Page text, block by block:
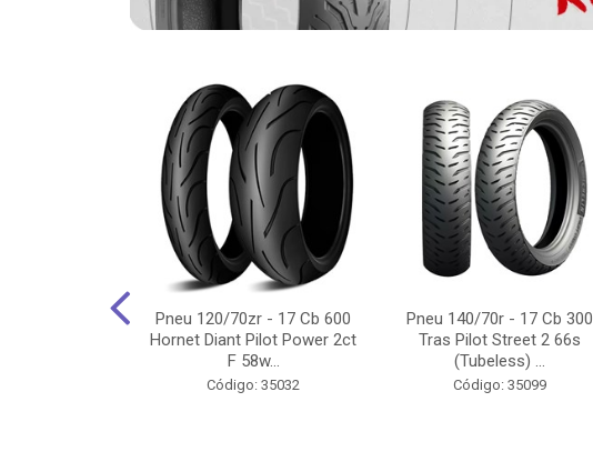
Pneu 120/70zr - 17 Cb 600
Hornet Diant Pilot Power 2ct
F 58w...
Código: 35032
Pneu 140/70r - 17 Cb 300
Tras Pilot Street 2 66s
(Tubeless) ...
Código: 35099